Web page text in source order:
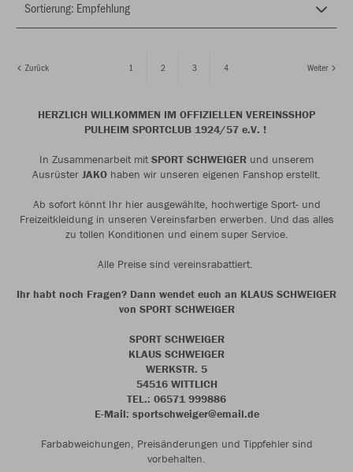
Zurück 1 2 3 4 Weiter
HERZLICH WILLKOMMEN IM OFFIZIELLEN VEREINSSHOP
PULHEIM SPORTCLUB 1924/57 e.V. !
In Zusammenarbeit mit SPORT SCHWEIGER und unserem
Ausrüster JAKO haben wir unseren eigenen Fanshop erstellt.
Ab sofort könnt Ihr hier ausgewählte, hochwertige Sport- und
Freizeitkleidung in unseren Vereinsfarben erwerben. Und das alles
zu tollen Konditionen und einem super Service.
Alle Preise sind vereinsrabattiert.
Ihr habt noch Fragen? Dann wendet euch an KLAUS SCHWEIGER
von SPORT SCHWEIGER
SPORT SCHWEIGER
KLAUS SCHWEIGER
WERKSTR. 5
54516 WITTLICH
TEL.: 06571 999886
E-Mail: sportschweiger@email.de
Farbabweichungen, Preisänderungen und Tippfehler sind
vorbehalten.